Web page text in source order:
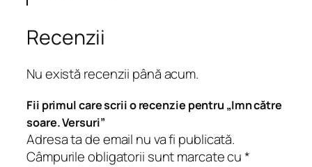
I
m
n
c
ă
t
r
e
Recenzii
Nu există recenzii până acum.
Fii primul care scrii o recenzie pentru „Imn către
soare. Versuri”
Adresa ta de email nu va fi publicată.
Câmpurile obligatorii sunt marcate cu*